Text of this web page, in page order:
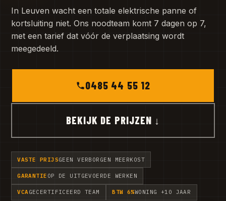
In Leuven wacht een totale elektrische panne of
kortsluiting niet. Ons noodteam komt 7 dagen op 7,
met een tarief dat vóór de verplaatsing wordt
meegedeeld.
0485 44 55 12
BEKIJK DE PRIJZEN ↓
VASTE PRIJSGEEN VERBORGEN MEERKOST
GARANTIE OP DE UITGEVOERDE WERKEN
VCAGECERTIFICEERD TEAM BTW 6%WONING +10 JAAR